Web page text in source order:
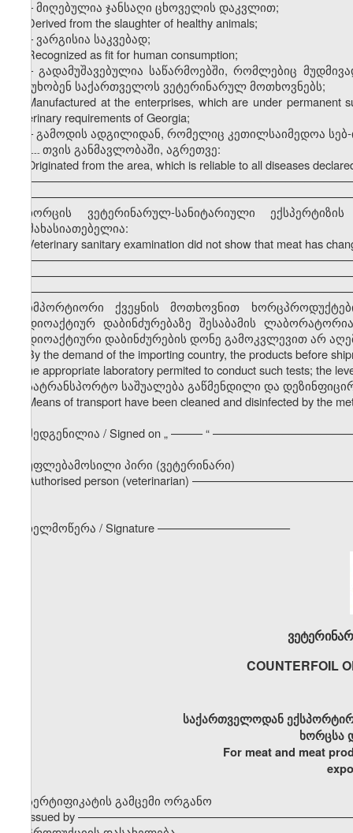
–მიღებულია ჯანსაღი ცხოველის დაკვლით;
Derived from the slaughter of healthy animals;
– ვარგისია საკვებად;
Recognized as fit for human consumption;
–გადამუშავებულია საწარმოებში, რომლებიც
პასუხობენ საქართველოს ვეტერინარულ მოთხოვნებს;
Manufactured at the enterprises, which are under
veterinary requirements of Georgia;
–გამოდის ადგილიდან, რომელიც კეთილსაიმედოა
--------- თვის განმავლობაში, აგრეთვე:
Originated from the area, which is reliable to all diseases
ხორცის ვეტერინარულ-სანიტარიული
დამახასიათებელია:
Veterinary sanitary examination did not show that meat has
იმპორტიორი ქვეყნის მოთხოვნით
რადიოაქტიურ დაბინძურებაზე შესაბამის
რადიოაქტიური დაბინძურების დონე გამოკვლევით არ
By the demand of the importing country, the products before
in the appropriate laboratory permited to conduct such tests; the
სატრანსპორტო საშუალება გაწმენდილი და
Means of transport have been cleaned and disinfected by the
შედგენილია / Signed on„––––– “
უფლებამოსილი პირი (ვეტერინარი)
Authorised person (veterinarian)
ხელმოწერა / Signature –––––––––––––––––––––
COUNTERFOIL
საქართველოდან
ხორცსა
For meat and meat
სერტიფიკატის გამცემი ორგანო
Issued by